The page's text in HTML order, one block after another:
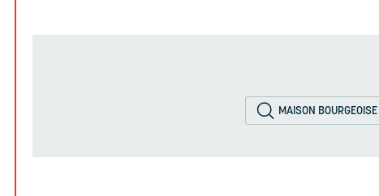
MAISON BOURGEOISE